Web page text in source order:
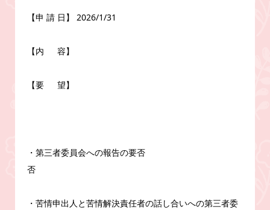
【申 請 日】 2026/1/31
【内 容】
【要 望】
・第三者委員会への報告の要否
否
・苦情申出人と苦情解決責任者の話し合いへの第三者委